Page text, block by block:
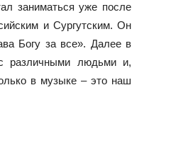
заниматься уже после
и Сургутским. Он
Богу за все». Далее в
различными людьми и,
в музыке – это наш